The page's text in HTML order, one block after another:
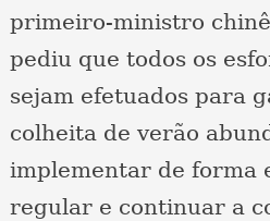
primeiro-ministro
pediu que todos os
sejam efetuados para
colheita de verão
implementar de forma
regular e continuar a